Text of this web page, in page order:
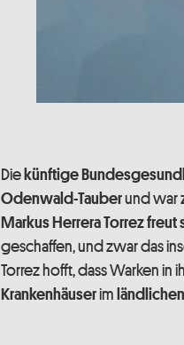
Die künftige
Odenwald-Tauberund war
MarkusHerrera Torrez freut
geschaffen, und zwar das
Torrez hofft, dass Warken in
Krankenhäuserim